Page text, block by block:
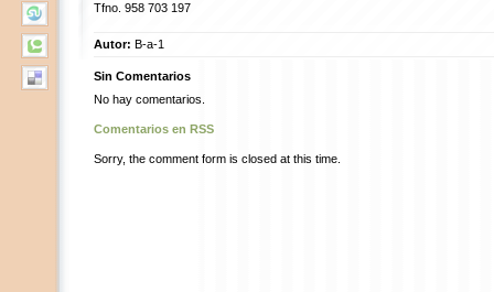
Tfno. 958 703 197
Autor: B-a-1
Sin Comentarios
No hay comentarios.
Comentarios en RSS
Sorry, the comment form is closed at this time.